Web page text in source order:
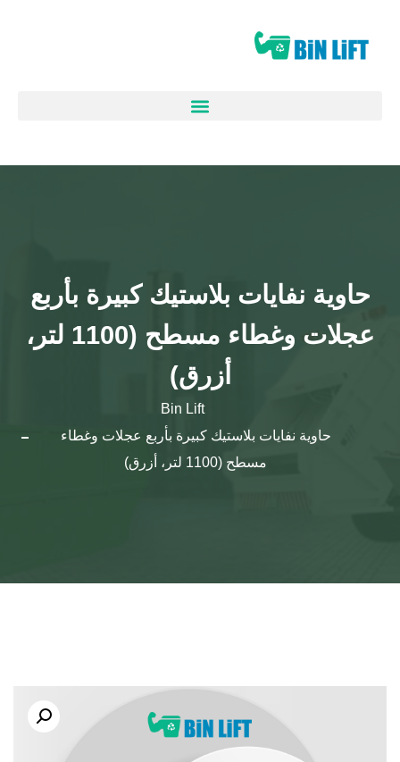
حاوية نفايات بلاستيك كبيرة بأربع
عجلات وغطاء مسطح (1100 لتر،
أزرق)
Bin Lift
حاوية نفايات بلاستيك كبيرة بأربع عجلات وغطاء
مسطح (1100 لتر، أزرق)